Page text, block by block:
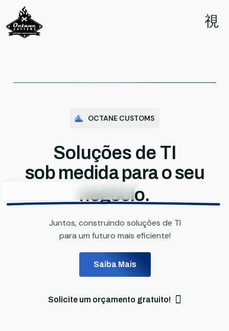
OCTANE CUSTOMS
Soluções de TI
sob medida para o seu
negócio.
Juntos, construindo soluções de TI
para um futuro mais eficiente!
Saiba Mais
Solicite um orçamento gratuito!